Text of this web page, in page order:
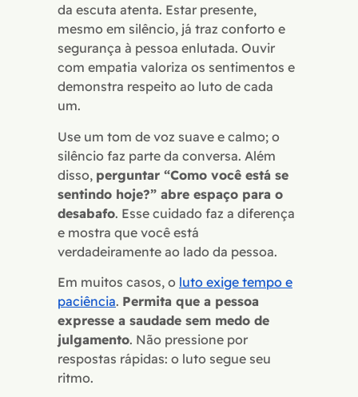
da escuta atenta. Estar presente,
mesmo em silêncio, já traz conforto e
segurança à pessoa enlutada. Ouvir
com empatia valoriza os sentimentos e
demonstra respeito ao luto de cada
um.
Use um tom de voz suave e calmo; o
silêncio faz parte da conversa. Além
disso, perguntar “Como você está se
sentindo hoje?” abre espaço para o
desabafo. Esse cuidado faz a diferença
e mostra que você está
verdadeiramente ao lado da pessoa.
Em muitos casos, o luto exige tempo e
paciência. Permita que a pessoa
expresse a saudade sem medo de
julgamento. Não pressione por
respostas rápidas: o luto segue seu
ritmo.